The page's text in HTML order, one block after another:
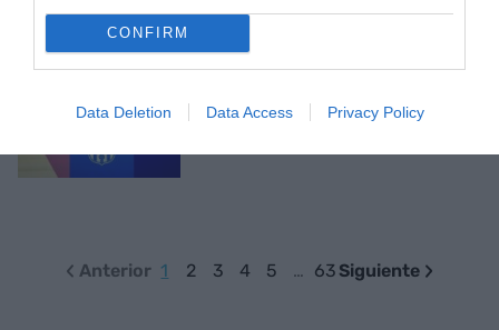
CONFIRM
Data Deletion Data Access Privacy Policy
Laporta, parte cuatro
11 de julio de 2026
Anterior 1 2 3 4 5 … 63 Siguiente